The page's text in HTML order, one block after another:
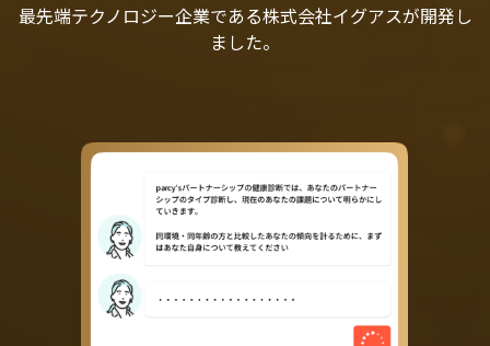
最先端テクノロジー企業である株式会社イグアスが開発し
ました。